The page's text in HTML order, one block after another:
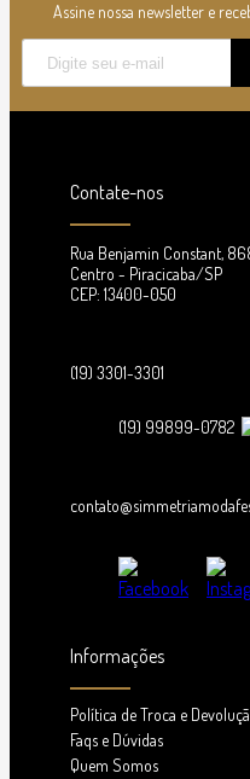
Assine nossa newsletter e
Contate-nos
Rua Benjamin Constant,
Centro - Piracicaba/SP
CEP: 13400-050
(19) 3301-3301
(19) 99899-0782
Informações
Política de Troca e
Faqs e Dúvidas
Quem Somos